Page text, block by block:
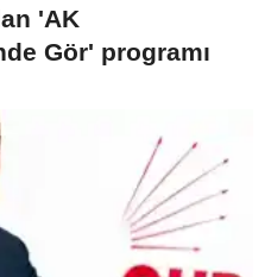
'AK
Gör' programı